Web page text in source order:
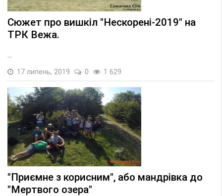
Сюжет про вишкіл "Нескорені-2019" на
ТРК Вежа.
17 липень, 2019 0 1 629
"Приємне з корисним", або мандрівка до
"Мертвого озера"